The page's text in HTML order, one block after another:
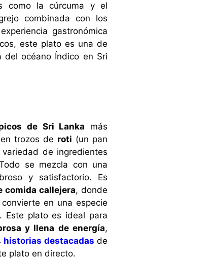
como la cúrcuma y el
combinada con los
gastronómica
este plato es una de
océano Índico en Sri
de Sri Lanka más
trozos de roti (un pan
de ingredientes
se mezcla con una
y satisfactorio. Es
comida callejera, donde
en una especie
Este plato es ideal para
y llena de energía,
historias destacadas de
plato en directo.